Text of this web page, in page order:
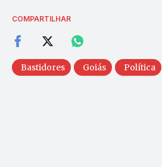
COMPARTILHAR
Bastidores Goiás Política